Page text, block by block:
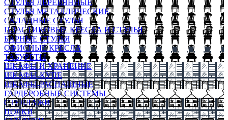
СТУЛЬЯ ДЕРЕВЯННЫЕ
СТУЛЬЯ МЕТАЛЛИЧЕСКИЕ
СКЛАДНЫЕ СТУЛЬЯ
ПЛАСТИКОВЫЕ КРЕСЛА И СТУЛЬЯ
БАРНЫЕ СТУЛЬЯ
ОФИСНЫЕ КРЕСЛА
ТАБУРЕТЫ
ШКАФЫ И ХРАНЕНИЕ
ШКАФЫ-КУПЕ
ШКАФЫ-РАСПАШНЫЕ
ГАРДЕРОБНЫЕ СИСТЕМЫ
СТЕЛЛАЖИ
ПОЛКИ